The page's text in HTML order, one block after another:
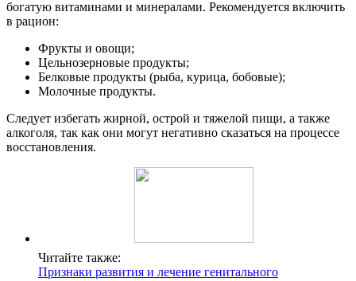
богатую витаминами и минералами. Рекомендуется включить
в рацион:
Фрукты и овощи;
Цельнозерновые продукты;
Белковые продукты (рыба, курица, бобовые);
Молочные продукты.
Следует избегать жирной, острой и тяжелой пищи, а также
алкоголя, так как они могут негативно сказаться на процессе
восстановления.
Читайте также:
Признаки развития и лечение генитального